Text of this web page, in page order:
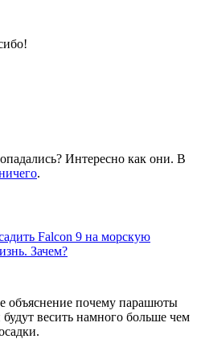
Интересно как они. В
.
Falcon 9 на морскую
Зачем?
объяснение почему парашюты
весить намного больше чем